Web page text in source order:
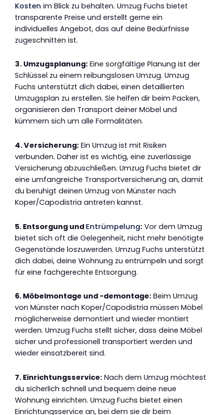
Kosten im Blick zu behalten. Umzug Fuchs bietet
transparente Preise und erstellt gerne ein
individuelles Angebot, das auf deine Bedürfnisse
zugeschnitten ist.
3. Umzugsplanung: Eine sorgfältige Planung ist der
Schlüssel zu einem reibungslosen Umzug. Umzug
Fuchs unterstützt dich dabei, einen detaillierten
Umzugsplan zu erstellen. Sie helfen dir beim Packen,
organisieren den Transport deiner Möbel und
kümmern sich um alle Formalitäten.
4. Versicherung: Ein Umzug ist mit Risiken
verbunden. Daher ist es wichtig, eine zuverlässige
Versicherung abzuschließen. Umzug Fuchs bietet dir
eine umfangreiche Transportversicherung an, damit
du beruhigt deinen Umzug von Münster nach
Koper/Capodistria antreten kannst.
5. Entsorgung und Entrümpelung: Vor dem Umzug
bietet sich oft die Gelegenheit, nicht mehr benötigte
Gegenstände loszuwerden. Umzug Fuchs unterstützt
dich dabei, deine Wohnung zu entrümpeln und sorgt
für eine fachgerechte Entsorgung.
6. Möbelmontage und -demontage: Beim Umzug
von Münster nach Koper/Capodistria müssen Möbel
möglicherweise demontiert und wieder montiert
werden. Umzug Fuchs stellt sicher, dass deine Möbel
sicher und professionell transportiert werden und
wieder einsatzbereit sind.
7. Einrichtungsservice: Nach dem Umzug möchtest
du sicherlich schnell und bequem deine neue
Wohnung einrichten. Umzug Fuchs bietet einen
Einrichtungsservice an, bei dem sie dir beim